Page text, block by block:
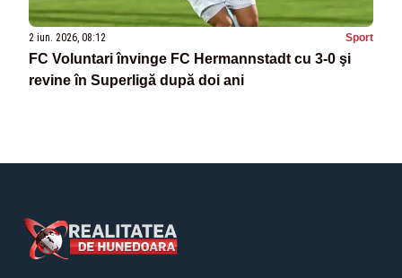
2 iun. 2026, 08:12 Sport
FC Voluntari învinge FC Hermannstadt cu 3-0 şi
revine în Superligă după doi ani